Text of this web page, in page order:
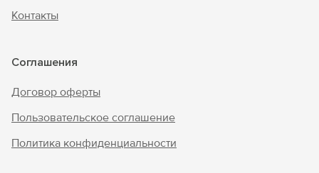
Контакты
Соглашения
Договор оферты
Пользовательское соглашение
Политика конфиденциальности